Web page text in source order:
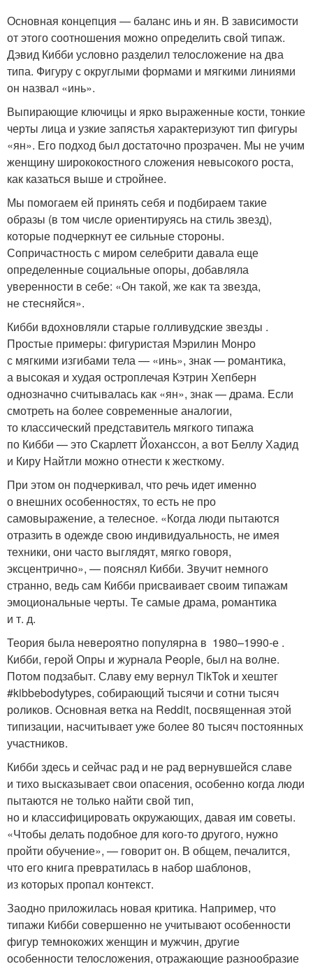
Основная концепция — баланс инь и ян. В зависимости
от этого соотношения можно определить свой типаж.
Дэвид Кибби условно разделил телосложение на два
типа. Фигуру с округлыми формами и мягкими линиями
он назвал «инь».
Выпирающие ключицы и ярко выраженные кости, тонкие
черты лица и узкие запястья характеризуют тип фигуры
«ян». Его подход был достаточно прозрачен. Мы не учим
женщину ширококостного сложения невысокого роста,
как казаться выше и стройнее.
Мы помогаем ей принять себя и подбираем такие
образы (в том числе ориентируясь на стиль звезд),
которые подчеркнут ее сильные стороны.
Сопричастность с миром селебрити давала еще
определенные социальные опоры, добавляла
уверенности в себе: «Он такой, же как та звезда,
не стесняйся».
Кибби вдохновляли старые голливудские звезды .
Простые примеры: фигуристая Мэрилин Монро
с мягкими изгибами тела — «инь», знак — романтика,
а высокая и худая остроплечая Кэтрин Хепберн
однозначно считывалась как «ян», знак — драма. Если
смотреть на более современные аналогии,
то классический представитель мягкого типажа
по Кибби — это Скарлетт Йоханссон, а вот Беллу Хадид
и Киру Найтли можно отнести к жесткому.
При этом он подчеркивал, что речь идет именно
о внешних особенностях, то есть не про
самовыражение, а телесное. «Когда люди пытаются
отразить в одежде свою индивидуальность, не имея
техники, они часто выглядят, мягко говоря,
эксцентрично», — пояснял Кибби. Звучит немного
странно, ведь сам Кибби присваивает своим типажам
эмоциональные черты. Те самые драма, романтика
и т. д.
Теория была невероятно популярна в 1980–1990-е .
Кибби, герой Опры и журнала People, был на волне.
Потом подзабыт. Славу ему вернул TikTok и хештег
#kibbebodytypes, собирающий тысячи и сотни тысяч
роликов. Основная ветка на Reddit, посвященная этой
типизации, насчитывает уже более 80 тысяч постоянных
участников.
Кибби здесь и сейчас рад и не рад вернувшейся славе
и тихо высказывает свои опасения, особенно когда люди
пытаются не только найти свой тип,
но и классифицировать окружающих, давая им советы.
«Чтобы делать подобное для кого-то другого, нужно
пройти обучение», — говорит он. В общем, печалится,
что его книга превратилась в набор шаблонов,
из которых пропал контекст.
Заодно приложилась новая критика. Например, что
типажи Кибби совершенно не учитывают особенности
фигур темнокожих женщин и мужчин, другие
особенности телосложения, отражающие разнообразие